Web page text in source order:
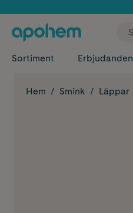
Sortiment Erbjudanden
Hem Smink Läppar